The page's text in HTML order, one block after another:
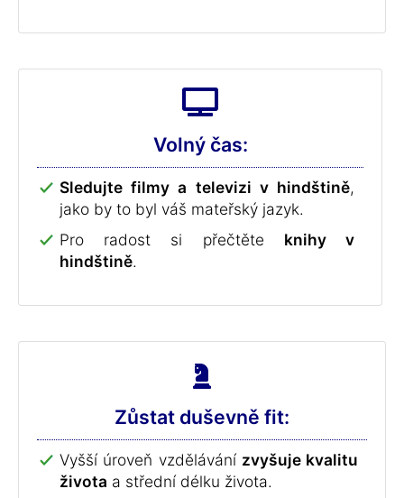
Volný čas:
Sledujte filmy a televizi v hindštině,
jako by to byl váš mateřský jazyk.
Pro radost si přečtěte knihy v
hindštině.
Zůstat duševně fit:
Vyšší úroveň vzdělávání zvyšuje kvalitu
života a střední délku života.